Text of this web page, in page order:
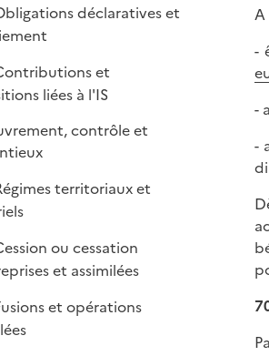
déclaratives et
et
liées à l'IS
contrôle et
territoriaux et
ou cessation
et assimilées
et opérations
A
-
-
-